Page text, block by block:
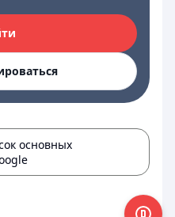
основных